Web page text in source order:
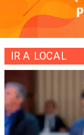
IR A LOCAL